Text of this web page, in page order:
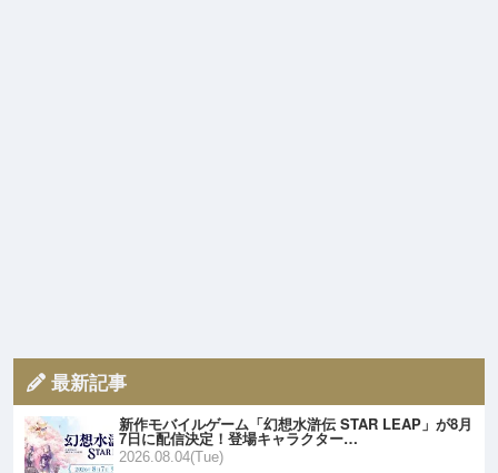
最新記事
新作モバイルゲーム「幻想水滸伝 STAR LEAP」が8月
7日に配信決定！登場キャラクター…
2026.08.04(Tue)